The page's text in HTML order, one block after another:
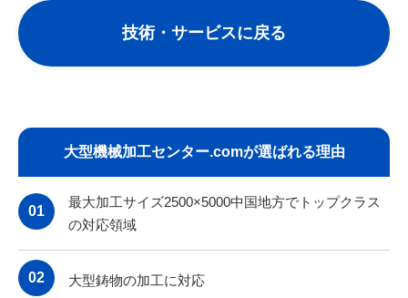
技術・サービスに戻る
大型機械加工センター.comが選ばれる理由
01
最大加工サイズ2500×5000中国地方でトップクラス
の対応領域
02 大型鋳物の加工に対応